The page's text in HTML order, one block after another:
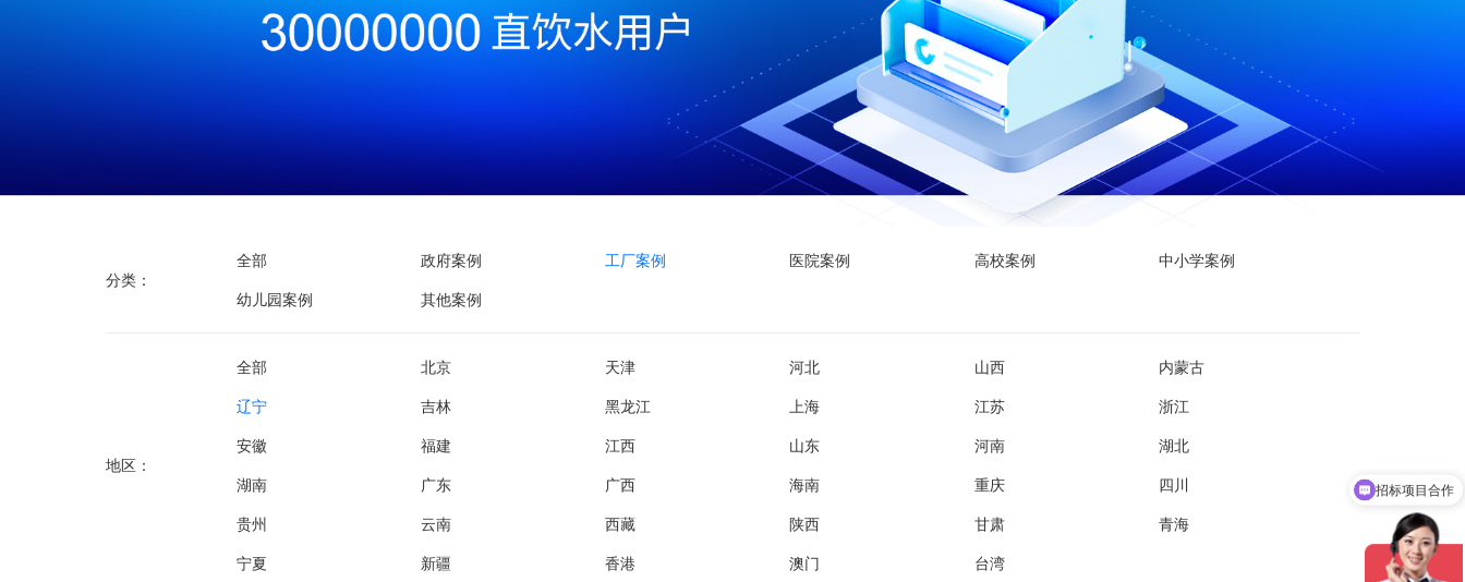
分类：
全部 政府案例 工厂案例 医院案例 高校案例
中小学案例
幼儿园案例
其他案例
地区：
全部 北京 天津 河北 山西
内蒙古
辽宁
吉林 黑龙江 上海 江苏
浙江
安徽
福建 江西 山东 河南
湖北
湖南
广东 广西 海南 重庆
四川
贵州
云南 西藏 陕西 甘肃
青海
宁夏
新疆 香港 澳门 台湾
招标项目合作